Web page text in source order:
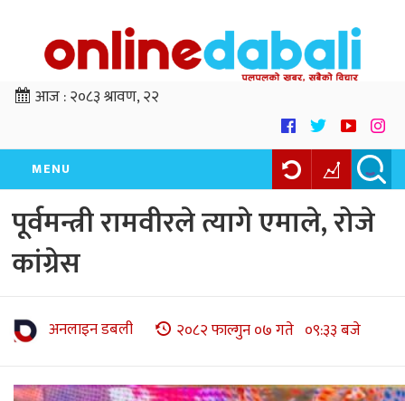
आज :२०८३ श्रावण, २२
MENU
पूर्वमन्त्री रामवीरले त्यागे एमाले, रोजे
कांग्रेस
अनलाइन डबली २०८२ फाल्गुन ०७ गते ०९:३३ बजे